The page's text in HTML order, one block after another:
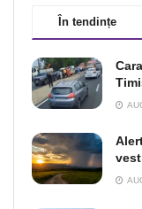
În tendințe